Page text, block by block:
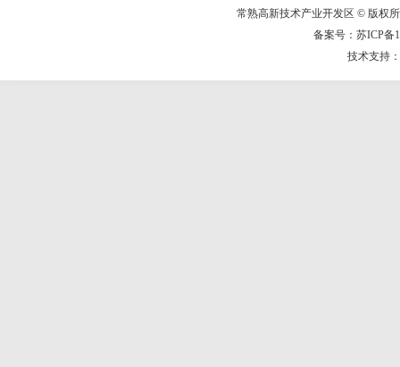
常熟高新技术产业开发区 © 版权
备案号：苏ICP备
技术支持